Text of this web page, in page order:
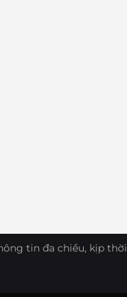
tin đa chiều, kịp thời